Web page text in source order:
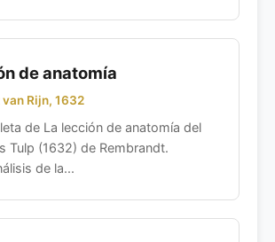
de anatomía
Rijn, 1632
de La lección de anatomía del
Tulp (1632) de Rembrandt.
de la...